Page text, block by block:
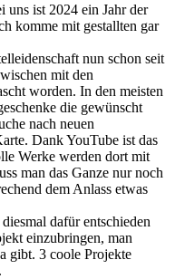
uns ist 2024 ein Jahr der
komme mit gestallten gar
nun schon seit
mit den
worden. In den meisten
die gewünscht
nach neuen
Dank YouTube ist das
Werke werden dort mit
man das Ganze nur noch
dem Anlass etwas
dafür entschieden
einzubringen, man
gibt. 3 coole Projekte